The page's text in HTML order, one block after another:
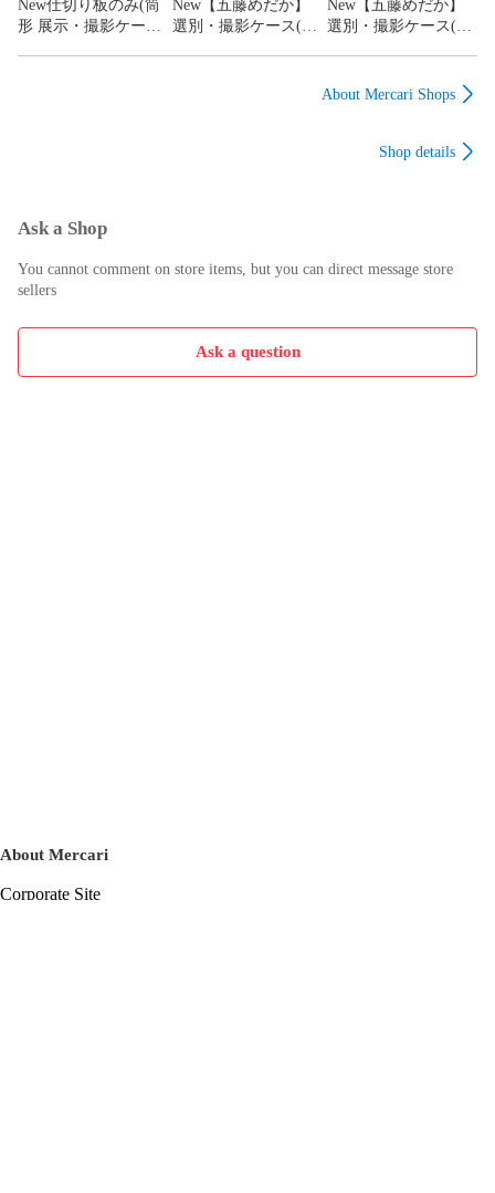
New仕切り板のみ(筒
形 展示・撮影ケース
New【五藤めだか】
選別・撮影ケース(原
New【五藤めだか】
選別・撮影ケース(原
About Mercari Shops
Shop details
Ask a Shop
You cannot comment on store items, but you can direct message store
sellers
Ask a question
About Mercari
Corporate Site